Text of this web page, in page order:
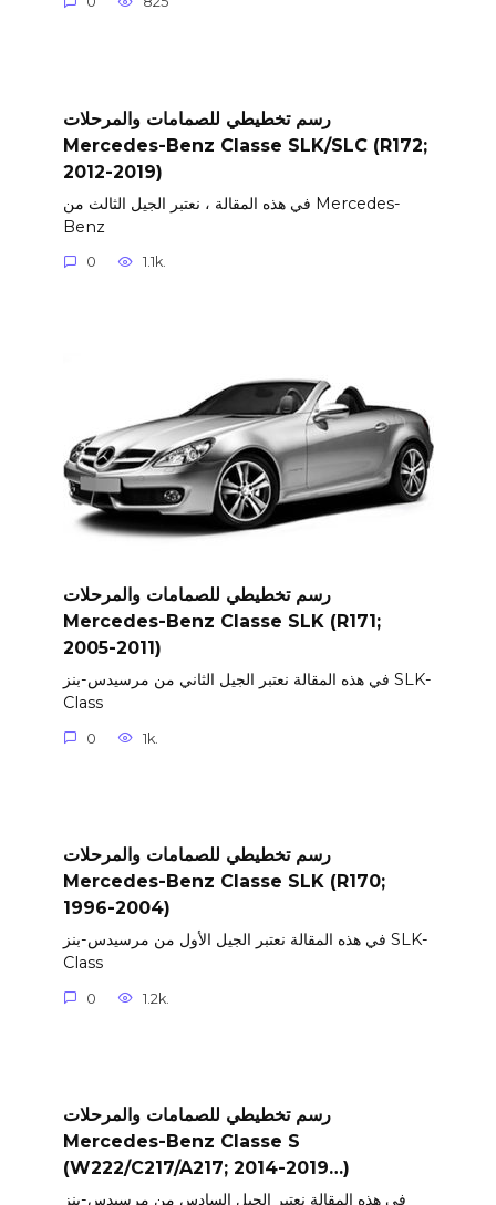
رسم تخطيطي للصمامات والمرحلات
Mercedes-Benz Classe SLK/SLC (R172;
2012-2019)
في هذه المقالة ، نعتبر الجيل الثالث من Mercedes-
Benz
0 1.1k.
رسم تخطيطي للصمامات والمرحلات
Mercedes-Benz Classe SLK (R171;
2005-2011)
في هذه المقالة نعتبر الجيل الثاني من مرسيدس-بنز SLK-
Class
0 1k.
رسم تخطيطي للصمامات والمرحلات
Mercedes-Benz Classe SLK (R170;
1996-2004)
في هذه المقالة نعتبر الجيل الأول من مرسيدس-بنز SLK-
Class
0 1.2k.
رسم تخطيطي للصمامات والمرحلات
Mercedes-Benz Classe S
(W222/C217/A217; 2014-2019…)
في هذه المقالة نعتبر الجيل السادس من مرسيدس-بنز